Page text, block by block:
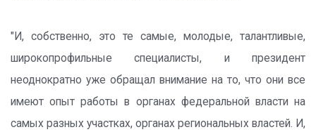
"И, собственно, это те самые, молодые, талантливые,
широкопрофильные специалисты, и президент
неоднократно уже обращал внимание на то, что они все
имеют опыт работы в органах федеральной власти на
самых разных участках, органах региональных властей. И,